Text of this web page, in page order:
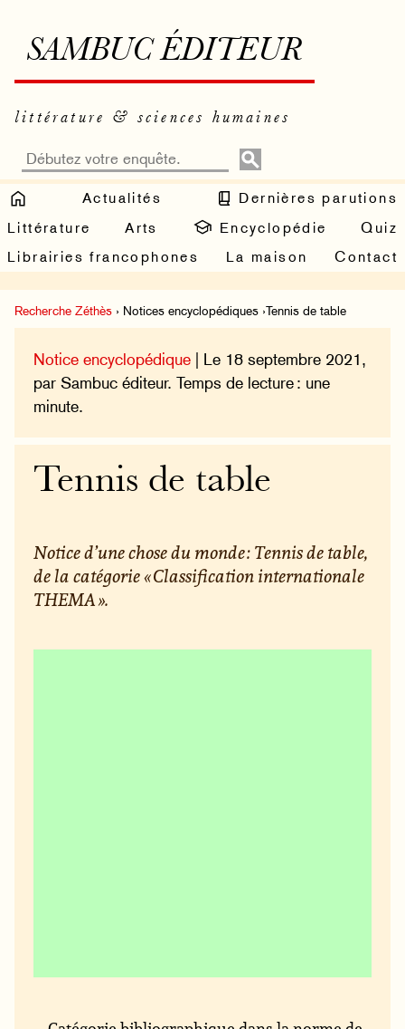
SAMBUC ÉDITEUR
littérature & sciences humaines
Actualités
Dernières parutions
Littérature
Arts Encyclopédie
Quiz
Librairies francophones
La maison Contact
Recherche Zéthès › Notices encyclopédiques ›Tennis de table
Notice encyclopédique | Le 18 septembre 2021,
par Sambuc éditeur. Temps de lecture : une
minute.
Tennis de table
Notice d’une chose du monde : Tennis de table,
de la catégorie « Classification internationale
THEMA ».